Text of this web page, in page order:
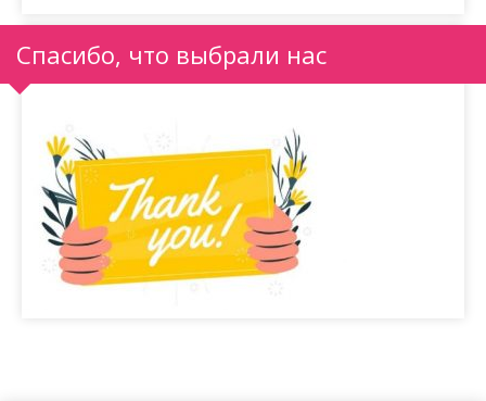
Спасибо, что выбрали нас